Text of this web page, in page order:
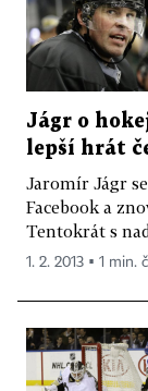
Jágr o
lepší hrát
Jaromír Jágr
Facebook a
Tentokrát s
1. 2. 2013 ▪ 1 min.